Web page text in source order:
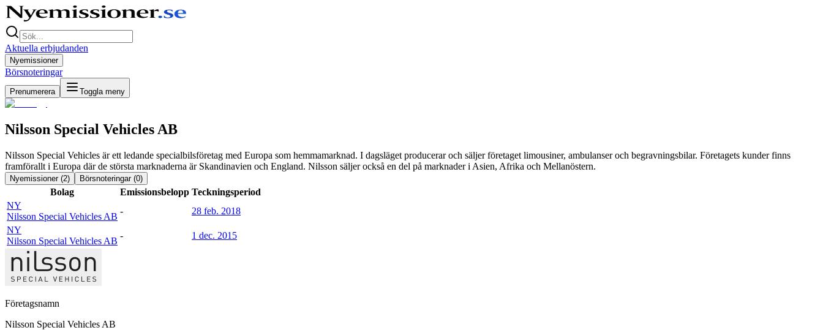
Aktuella erbjudanden
Nyemissioner
Börsnoteringar
Prenumerera Toggla meny
Nilsson Special Vehicles AB
Nilsson Special Vehicles är ett ledande specialbilsföretag med Europa som hemmamarknad. I dagsläget producerar och säljer företaget limousiner, ambulanser och begravningsbilar. Företagets kunder finns
framförallt i Europa där de största marknaderna är Skandinavien och England. Nilsson säljer också en del på marknader i Asien, Afrika och Mellanöstern.
Nyemissioner (2) Börsnoteringar (0)
Bolag Emissionsbelopp Teckningsperiod
NY
Nilsson Special Vehicles AB
-
28 feb. 2018
NY
Nilsson Special Vehicles AB
- 1 dec. 2015
Företagsnamn
Nilsson Special Vehicles AB